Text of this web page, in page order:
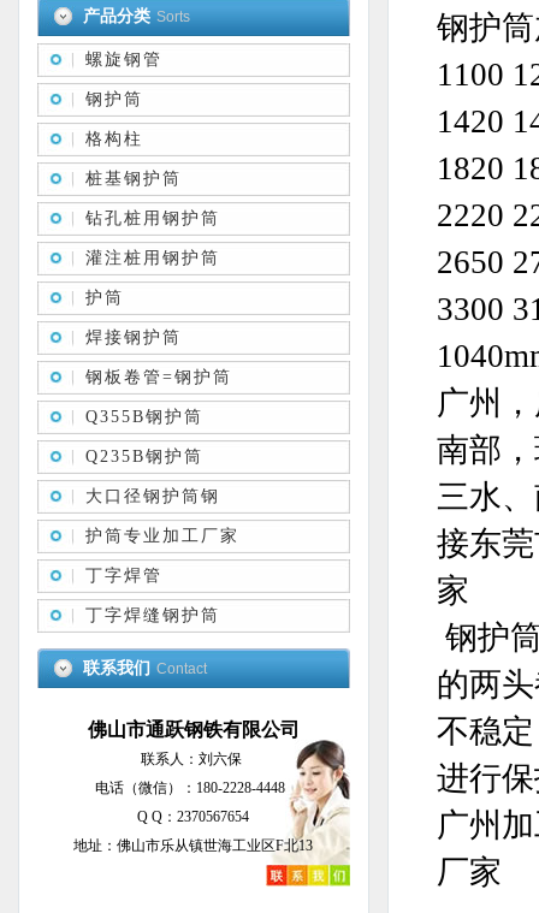
产品分类 Sorts
螺旋钢管
钢护筒
格构柱
桩基钢护筒
钻孔桩用钢护筒
灌注桩用钢护筒
护筒
焊接钢护筒
钢板卷管=钢护筒
Q355B钢护筒
Q235B钢护筒
大口径钢护筒钢
护筒专业加工厂家
丁字焊管
丁字焊缝钢护筒
联系我们 Contact
佛山市通跃钢铁有限公司
联系人：刘六保
电话（微信）：180-2228-4448
Q Q：2370567654
地址：佛山市乐从镇世海工业区F北13
钢护筒
1100
1420
1820
2220
2650
3300
广州
南部
三水
接东
家
钢护
的两
不稳
进行
广州
厂家